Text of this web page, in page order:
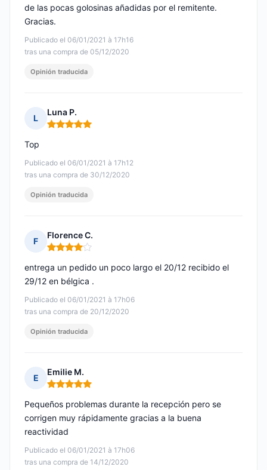
Publicado el 06/01/2021 à 17h16
tras una compra de 05/12/2020
de las pocas golosinas añadidas por el remitente.
Gracias.
Opinión traducida
L
Luna P.
Nota: 5 de 5
Publicado el 06/01/2021 à 17h12
tras una compra de 30/12/2020
Top
Opinión traducida
F
Florence C.
Nota: 4 de 5
Publicado el 06/01/2021 à 17h06
tras una compra de 20/12/2020
entrega un pedido un poco largo el 20/12 recibido el
29/12 en bélgica .
Opinión traducida
E
Emilie M.
Nota: 5 de 5
Publicado el 06/01/2021 à 17h06
tras una compra de 14/12/2020
Pequeños problemas durante la recepción pero se
corrigen muy rápidamente gracias a la buena
reactividad